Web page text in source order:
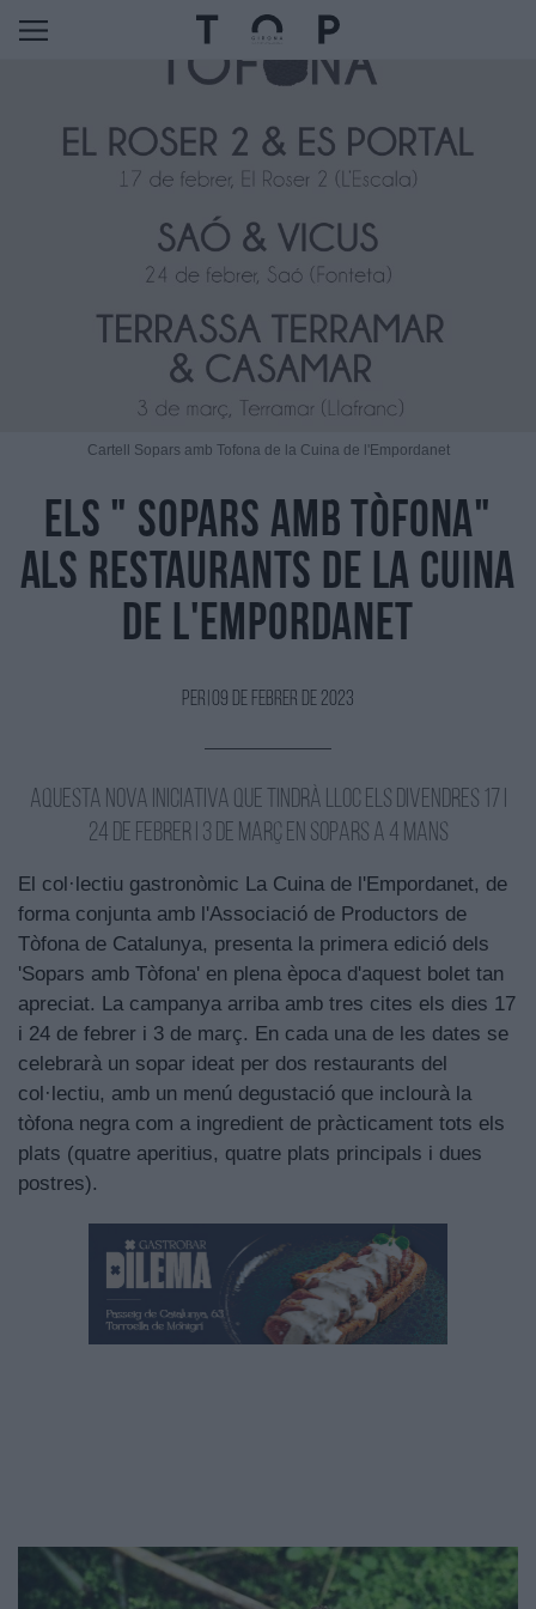
Cartell Sopars amb Tofona de la Cuina de l'Empordanet
Els " Sopars amb Tòfona"
als restaurants de la Cuina
de l'Empordanet
Per 09 de Febrer de 2023
Aquesta nova iniciativa que tindrà lloc els divendres 17 i
24 de febrer i 3 de març en sopars a 4 mans
El col·lectiu gastronòmic La Cuina de l'Empordanet, de
forma conjunta amb l'Associació de Productors de
Tòfona de Catalunya, presenta la primera edició dels
'Sopars amb Tòfona' en plena època d'aquest bolet tan
apreciat. La campanya arriba amb tres cites els dies 17
i 24 de febrer i 3 de març. En cada una de les dates se
celebrarà un sopar ideat per dos restaurants del
col·lectiu, amb un menú degustació que inclourà la
tòfona negra com a ingredient de pràcticament tots els
plats (quatre aperitius, quatre plats principals i dues
postres).